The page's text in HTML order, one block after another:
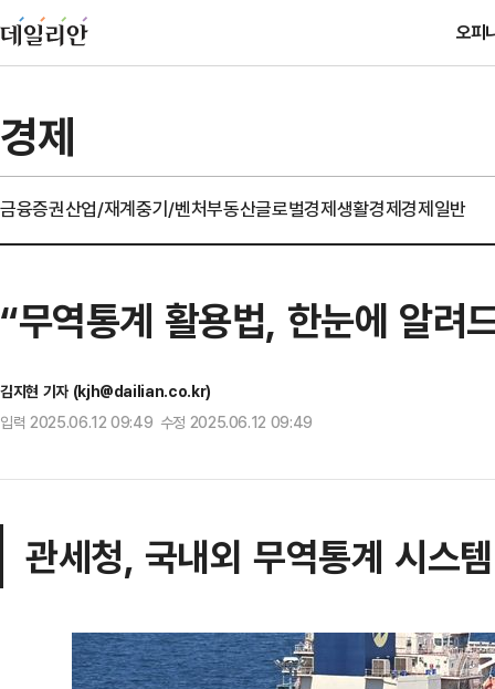
오피
경제
금융증권산업/재계중기/벤처부동산글로벌경제생활경제경제일반
“무역통계 활용법, 한눈에 알려
김지현 기자 (kjh@dailian.co.kr)
입력 2025.06.12 09:49 수정 2025.06.12 09:49
관세청, 국내외 무역통계 시스